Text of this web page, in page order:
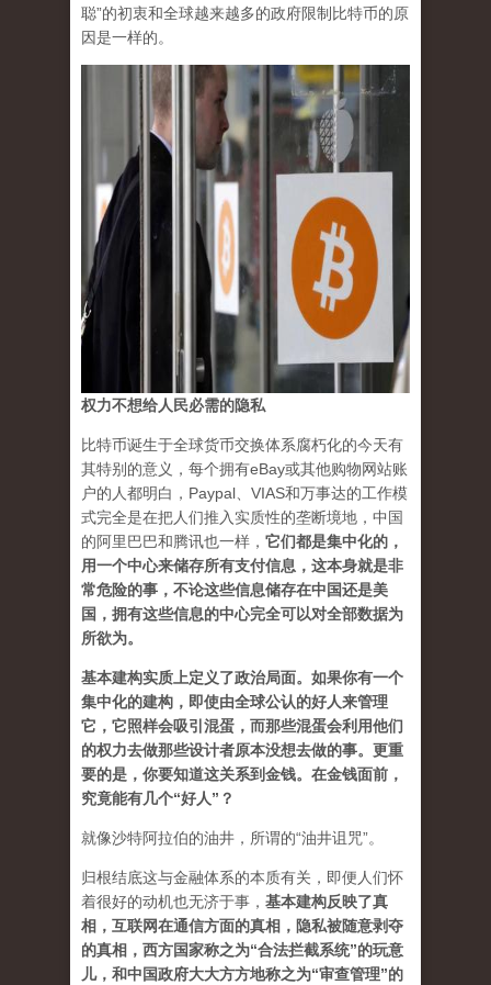
聪”的初衷和全球越来越多的政府限制比特币的原
因是一样的。
权力不想给人民必需的隐私
比特币诞生于全球货币交换体系腐朽化的今天有
其特别的意义，每个拥有eBay或其他购物网站账
户的人都明白，Paypal、VIAS和万事达的工作模
式完全是在把人们推入实质性的垄断境地，中国
的阿里巴巴和腾讯也一样， 它们都是集中化的，
用一个中心来储存所有支付信息，这本身就是非
常危险的事，不论这些信息储存在中国还是美
国，拥有这些信息的中心完全可以对全部数据为
所欲为。
基本建构实质上定义了政治局面。如果你有一个
集中化的建构，即使由全球公认的好人来管理
它，它照样会吸引混蛋，而那些混蛋会利用他们
的权力去做那些设计者原本没想去做的事。更重
要的是，你要知道这关系到金钱。在金钱面前，
究竟能有几个“好人”？
就像沙特阿拉伯的油井，所谓的“油井诅咒”。
归根结底这与金融体系的本质有关，即便人们怀
着很好的动机也无济于事， 基本建构反映了真
相，互联网在通信方面的真相，隐私被随意剥夺
的真相，西方国家称之为“合法拦截系统”的玩意
儿，和中国政府大大方方地称之为“审查管理”的